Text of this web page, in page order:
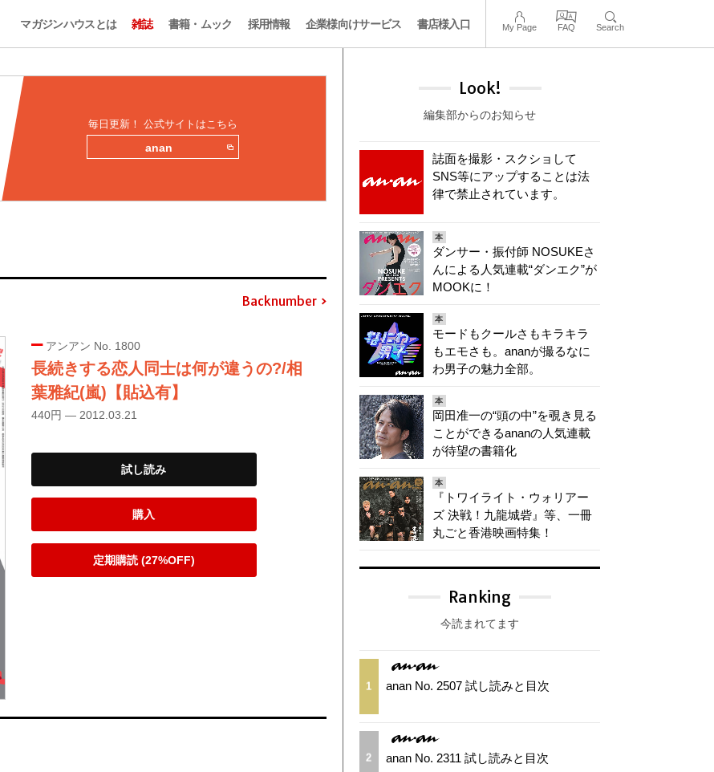
マガジンハウスとは 雑誌 書籍・ムック 採用情報 企業様向けサービス 書店様入口 My Page FAQ Search
毎日更新！ 公式サイトはこちら
anan
Backnumber
アンアン No. 1800
長続きする恋人同士は何が違うの?/相
葉雅紀(嵐)【貼込有】
440円 — 2012.03.21
試し読み
購入
定期購読 (27%OFF)
Look!
編集部からのお知らせ
誌面を撮影・スクショして
SNS等にアップすることは法
律で禁止されています。
本
ダンサー・振付師 NOSUKEさ
んによる人気連載“ダンエク”が
MOOKに！
本
モードもクールさもキラキラ
もエモさも。ananが撮るなに
わ男子の魅力全部。
本
岡田准一の“頭の中”を覗き見る
ことができるananの人気連載
が待望の書籍化
本
『トワイライト・ウォリアー
ズ 決戦！九龍城砦』等、一冊
丸ごと香港映画特集！
Ranking
今読まれてます
1 anan No. 2507 試し読みと目次
2 anan No. 2311 試し読みと目次